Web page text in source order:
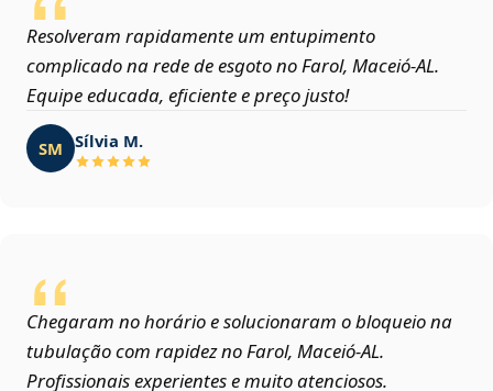
Resolveram rapidamente um entupimento
complicado na rede de esgoto no Farol, Maceió‑AL.
Equipe educada, eficiente e preço justo!
SM Sílvia M.
Chegaram no horário e solucionaram o bloqueio na
tubulação com rapidez no Farol, Maceió‑AL.
Profissionais experientes e muito atenciosos.